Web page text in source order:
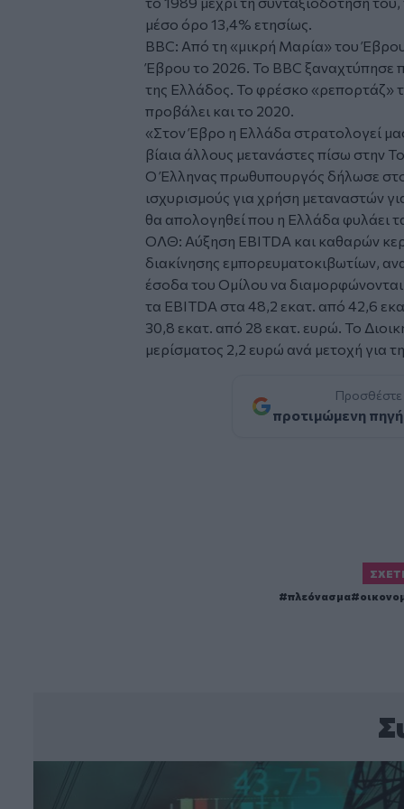
μέσο όρο 13,4% ετησίως.
BBC: Από τη «μικρή Μαρία» του
Έβρου το 2026. Το BBC
της Ελλάδος. Το φρέσκο «ρεπορτάζ»
προβάλει και το 2020.
«Στον Έβρο η Ελλάδα στρατολογεί
βίαια άλλους μετανάστες πίσω στην
Ο Έλληνας πρωθυπουργός δήλωσε
ισχυρισμούς για χρήση μεταναστών
θα απολογηθεί που η Ελλάδα φυλάει
ΟΛΘ: Αύξηση EBITDA και καθαρών
διακίνησης εμπορευματοκιβωτίων,
έσοδα του Ομίλου να
τα EBITDA στα 48,2 εκατ. από 42,6
30,8 εκατ. από 28 εκατ. ευρώ. Το
μερίσματος 2,2 ευρώ ανά μετοχή για
Προσθέστε
προτιμώμενη
πλεόνασμα